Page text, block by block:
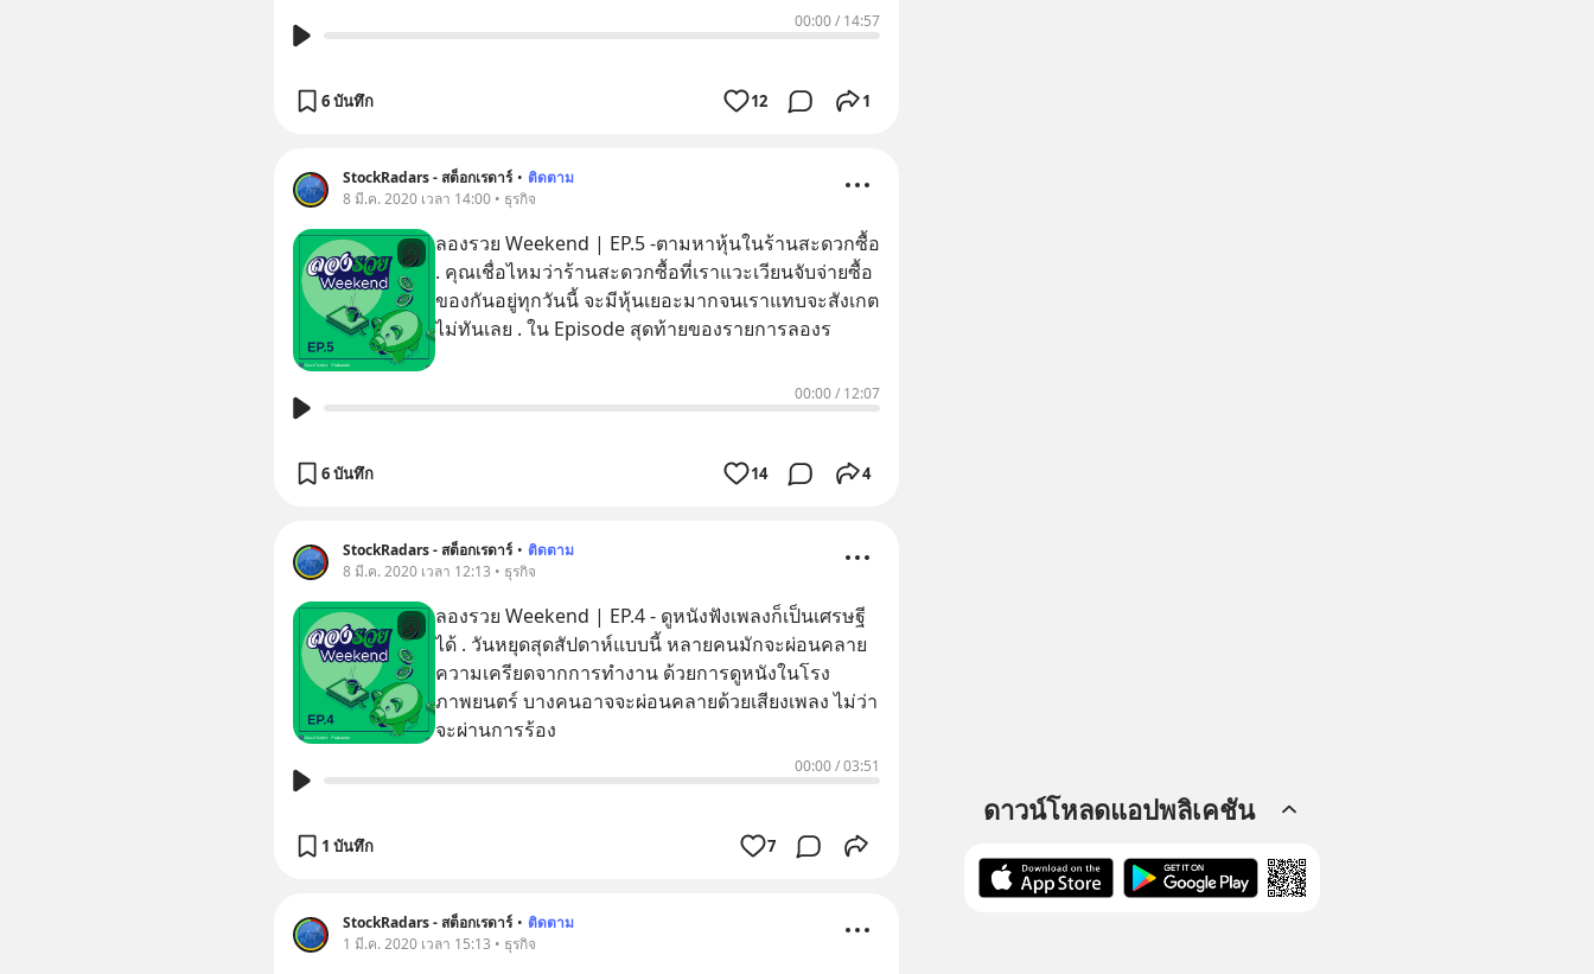
00:00/ 14:57
6 บันทึก 12 1
StockRadars - สต็อกเรดาร์ • ติดตาม
8 มี.ค. 2020 เวลา 14:00 • ธุรกิจ
ลองรวย Weekend | EP.5 -ตามหาหุ้นในร้านสะดวกซื้อ
. คุณเชื่อไหมว่าร้านสะดวกซื้อที่เราแวะเวียนจับจ่ายซื้อ
ของกันอยู่ทุกวันนี้ จะมีหุ้นเยอะมากจนเราแทบจะสังเกต
ไม่ทันเลย . ใน Episode สุดท้ายของรายการลองร
00:00/ 12:07
6 บันทึก 14 4
StockRadars - สต็อกเรดาร์ • ติดตาม
8 มี.ค. 2020 เวลา 12:13 • ธุรกิจ
ลองรวย Weekend | EP.4 - ดูหนังฟังเพลงก็เป็นเศรษฐี
ได้ . วันหยุดสุดสัปดาห์แบบนี้ หลายคนมักจะผ่อนคลาย
ความเครียดจากการทำงาน ด้วยการดูหนังในโรง
ภาพยนตร์ บางคนอาจจะผ่อนคลายด้วยเสียงเพลง ไม่ว่า
จะผ่านการร้อง
00:00/03:51
1 บันทึก 7
StockRadars - สต็อกเรดาร์ • ติดตาม
1 มี.ค. 2020 เวลา 15:13 • ธุรกิจ
ดาวน์โหลดแอปพลิเคชัน